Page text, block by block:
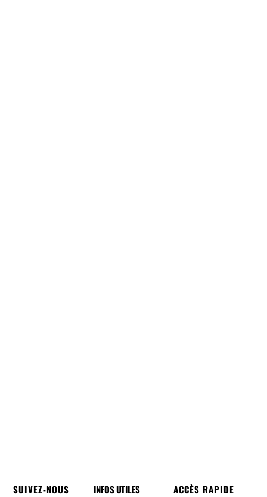
SUIVEZ-NOUS INFOS UTILES ACCÈS RAPIDE